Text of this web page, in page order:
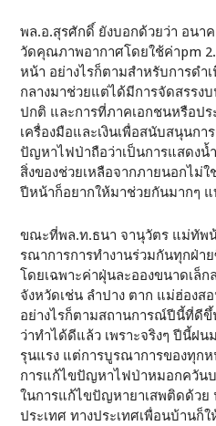
พล.อ.สุรศักดิ์ ยังบอกด้วยว่า อนา
วัดคุณภาพอากาศโดยใช้ค่าpm
หน้า อย่างไรก็ตามสำหรับการดำ
กลางมาช่วยแต่ได้มีการจัดสรรง
ปกติ และการที่ภาคเอกชนหรือป
เครื่องมือและเงินเพื่อสนับสนุนก
ปัญหาไฟป่าถือว่าเป็นการแสดงน้
สิ่งของช่วยเหลือจากภายนอกไม่
ปีหน้าก็อยากให้มาช่วยกันมากๆ
ขณะที่พล.ท.ธนา จานุวัตร แม่ทัพ
รณาการการทำงานร่วมกันทุกฝ่า
โดยเฉพาะค่าฝุ่นละอองขนาดเล็
จังหวัดเช่น ลำปาง ตาก แม่ฮ่องส
อย่างไรก็ตามสถานการณ์ปีนี้ที่ดีขึ้
ว่าทำได้ดีแล้ว เพราะจริงๆ ปีนี้ฝ
รุนแรง แต่การบูรณาการของทุก
การแก้ไขปัญหาไฟป่าหมอกควัน
ในการแก้ไขปัญหายาเสพติดด้วย
ประเทศ ทางประเทศเพื่อนบ้านก็